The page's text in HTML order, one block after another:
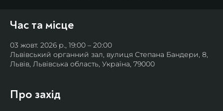
Час та місце
03 жовт. 2026 р., 19:00 – 20:00
Львівський органний зал, вулиця Степана Бандери, 8,
Львів, Львівська область, Україна, 79000
Про захід